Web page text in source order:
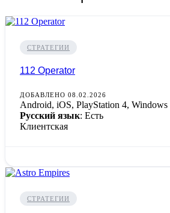
СТРАТЕГИИ
112 Operator
ДОБАВЛЕНО 08.02.2026
Android, iOS, PlayStation 4, Windows
Русский язык: Есть
Клиентская
СТРАТЕГИИ